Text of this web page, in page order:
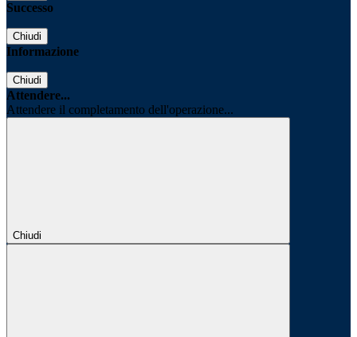
Successo
Chiudi
Informazione
Chiudi
Attendere...
Attendere il completamento dell'operazione...
Chiudi